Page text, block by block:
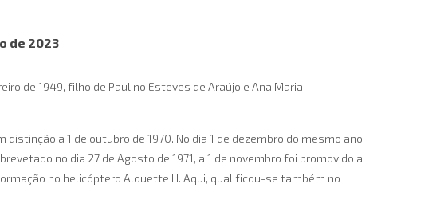
de 2023
de 1949, filho de Paulino Esteves de Araújo e Ana Maria
a 1 de outubro de 1970. No dia 1 de dezembro do mesmo ano
no dia 27 de Agosto de 1971, a 1 de novembro foi promovido a
no helicóptero Alouette III. Aqui, qualificou-se também no